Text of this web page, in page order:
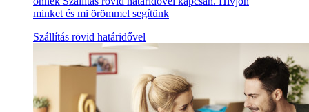
minket és mi örömmel segítünk
Szállítás rövid határidővel